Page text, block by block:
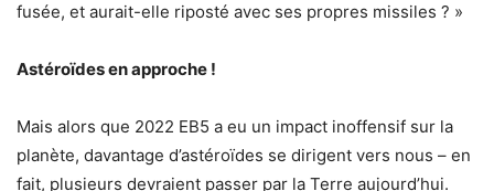
fusée, et aurait-elle riposté avec ses propres missiles ? »
Astéroïdes en approche !
Mais alors que 2022 EB5 a eu un impact inoffensif sur la
planète, davantage d’astéroïdes se dirigent vers nous – en
fait, plusieurs devraient passer par la Terre aujourd’hui.